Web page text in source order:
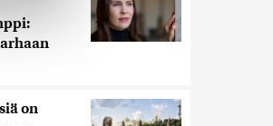
joita
on